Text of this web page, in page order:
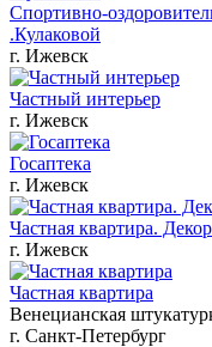
Спортивно-
.Кулаковой
г. Ижевск
Частный интерьер
г. Ижевск
Госаптека
г. Ижевск
Частная квартира.
г. Ижевск
Частная квартира
Венецианская
г. Санкт-Петербург